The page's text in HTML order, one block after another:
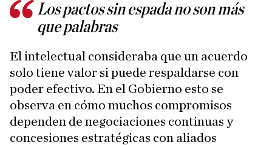
Los pactos sin espada no son más
que palabras
El intelectual consideraba que un acuerdo
solo tiene valor si puede respaldarse con
poder efectivo. En el Gobierno esto se
observa en cómo muchos compromisos
dependen de negociaciones continuas y
concesiones estratégicas con aliados